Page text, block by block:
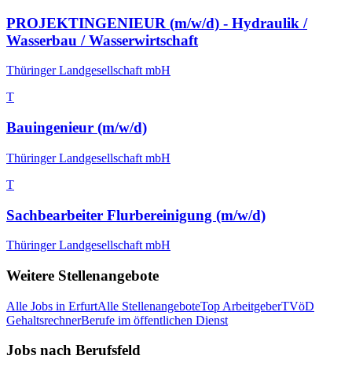
PROJEKTINGENIEUR (m/w/d) - Hydraulik /
Wasserbau / Wasserwirtschaft
Thüringer Landgesellschaft mbH
T
Bauingenieur (m/w/d)
Thüringer Landgesellschaft mbH
T
Sachbearbeiter Flurbereinigung (m/w/d)
Thüringer Landgesellschaft mbH
Weitere Stellenangebote
Alle Jobs in ErfurtAlle StellenangeboteTop ArbeitgeberTVöD
GehaltsrechnerBerufe im öffentlichen Dienst
Jobs nach Berufsfeld